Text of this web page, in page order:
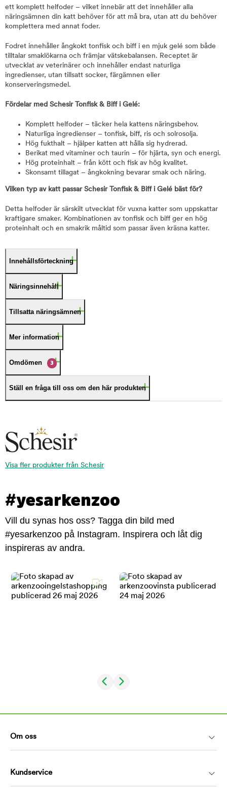
ett komplett helfoder – vilket innebär att det innehåller alla
näringsämnen din katt behöver för att må bra, utan att du behöver
komplettera med annat foder.
Fodret innehåller ångkokt tonfisk och biff i en mjuk gelé som både
tilltalar smaklökarna och främjar vätskebalansen. Receptet är
utvecklat av veterinärer och innehåller endast naturliga
ingredienser, utan tillsatt socker, färgämnen eller
konserveringsmedel.
Fördelar med Schesir Tonfisk & Biff i Gelé:
Komplett helfoder – täcker hela kattens näringsbehov.
Naturliga ingredienser – tonfisk, biff, ris och solrosolja.
Hög fukthalt – hjälper katten att hålla sig hydrerad.
Berikat med vitaminer och taurin – för hjärta, syn och energi.
Hög proteinhalt – från kött och fisk av hög kvalitet.
Skonsamt tillagat – ångkokning bevarar smak och näring.
Vilken typ av katt passar Schesir Tonfisk & Biff i Gelé bäst för?
Detta helfoder är särskilt utvecklat för vuxna katter som uppskattar
kraftigare smaker. Kombinationen av tonfisk och biff ger en hög
proteinhalt och en smakrik måltid som passar även kräsna katter.
Innehållsförteckning
Näringsinnehåll
Tillsatta näringsämnen
Mer information
Omdömen 3
Ställ en fråga till oss om den här produkten
Visa fler produkter från Schesir
#yesarkenzoo
Vill du synas hos oss? Tagga din bild med
#yesarkenzoo på Instagram. Inspirera och låt dig
inspireras av andra.
Om oss
Kundservice